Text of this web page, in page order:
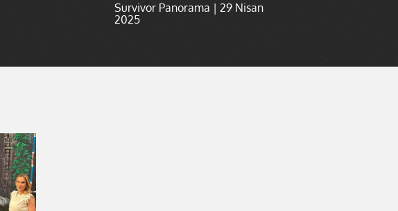
Survivor Panorama | 29 Nisan
2025